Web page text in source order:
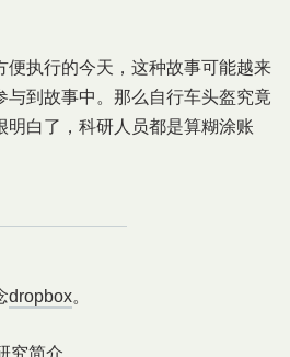
便执行的今天，这种故事可能越来
与到故事中。那么自行车头盔究竟
明白了，科研人员都是算糊涂账
dropbox。
究简介